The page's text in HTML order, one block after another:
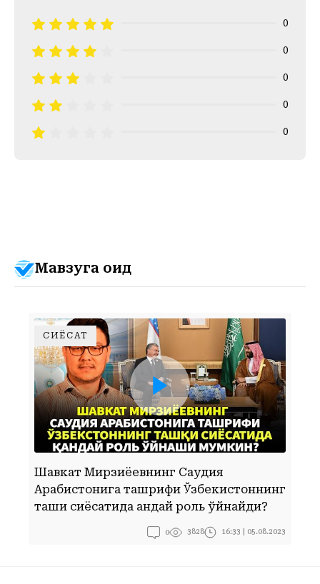
0
0
0
0
0
Мавзуга оид
СИЁСАТ
Шавкат Мирзиёевнинг Саудия
Арабистонига ташрифи Ўзбекистоннинг
ташқи сиёсатида қандай роль ўйнайди?
0 3828 16:33 | 05.08.2023